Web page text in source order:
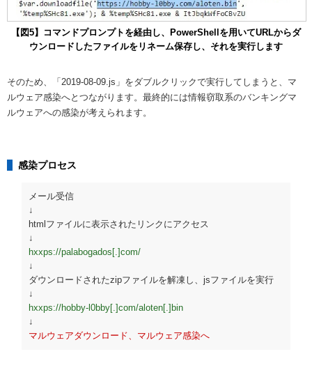
【図5】コマンドプロンプトを経由し、PowerShellを用いてURLからダ
ウンロードしたファイルをリネーム保存し、それを実行します
そのため、「2019-08-09.js」をダブルクリックで実行してしまうと、マ
ルウェア感染へとつながります。最終的には情報窃取系のバンキングマ
ルウェアへの感染が考えられます。
感染プロセス
メール受信
↓
htmlファイルに表示されたリンクにアクセス
hxxps://palabogados[.]com/
↓
ダウンロードされたzipファイルを解凍し、jsファイルを実行
hxxps://hobby-l0bby[.]com/aloten[.]bin
マルウェアダウンロード、マルウェア感染へ